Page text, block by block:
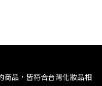
商品，皆符合台灣化妝品相